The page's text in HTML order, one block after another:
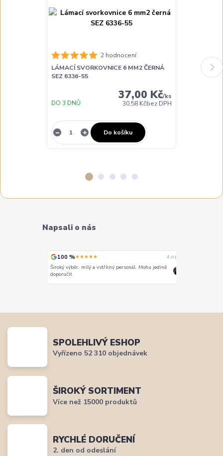
2 hodnocení
LÁMACÍ SVORKOVNICE 6 MM2 ČERNÁ
SEZ 6336-55
37,00 Kč/ks
30,58 Kčbez DPH
DO 3 DNŮ
Do košíku
LÁMACÍ
ČERVENÁ
Napsali o nás
100 %★★★★★ 4. srpna
Široký výběr, milý a vstřícný personál. Mohu jedině
doporučit.
SPOLEHLIVÝ ESHOP
Vyřízeno 52 310 objednávek
ŠIROKÝ SORTIMENT
Více než 15000 produktů
RYCHLÉ DORUČENÍ
2. den od odeslání